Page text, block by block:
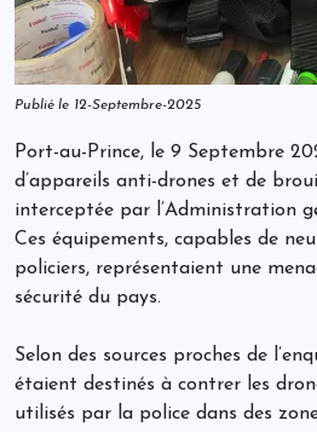
Publié le 12-Septembre-2025
Port-au-Prince, le 9 Septembre
d’appareils anti-drones et de
interceptée par l’Administration
Ces équipements, capables de
policiers, représentaient une
sécurité du pays.
Selon des sources proches de
étaient destinés à contrer les
utilisés par la police dans des